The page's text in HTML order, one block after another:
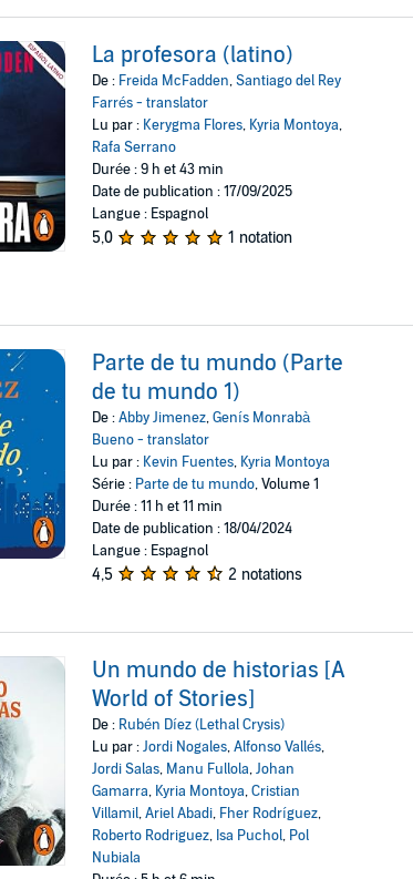
La profesora (latino)
De : Freida McFadden,Santiago del Rey
Farrés - translator
Lu par : Kerygma Flores, Kyria Montoya,
Rafa Serrano
Durée : 9 h et 43 min
Date de publication : 17/09/2025
Langue : Espagnol
5,0 1 notation
Parte de tu mundo (Parte
de tu mundo 1)
De :Abby Jimenez,Genís Monrabà
Bueno - translator
Lu par : Kevin Fuentes, Kyria Montoya
Série : Parte de tu mundo, Volume 1
Durée : 11 h et 11 min
Date de publication : 18/04/2024
Langue : Espagnol
4,5 2 notations
Un mundo de historias [A
World of Stories]
De : Rubén Díez (Lethal Crysis)
Lu par :Jordi Nogales,Alfonso Vallés,
Jordi Salas, Manu Fullola,Johan
Gamarra, Kyria Montoya,Cristian
Villamil,Ariel Abadi, Fher Rodríguez,
Roberto Rodriguez, Isa Puchol, Pol
Nubiala